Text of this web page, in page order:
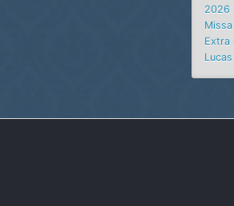
2026
Extra